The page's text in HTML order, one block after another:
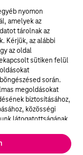
nyomon
amelyek az
tárolnak az
Kérjük, az alábbi
az oldal
sütiken felül
során.
megoldásokat
biztosításához,
közösségi
látogatottságának
és nem lehet
rendszerünkből. A